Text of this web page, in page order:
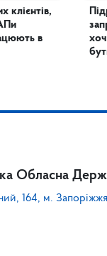
клієнтів,
в
Обласна
164, м.